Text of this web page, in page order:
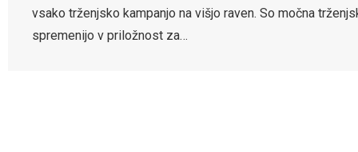
vsako trženjsko kampanjo na višjo raven. So močna
spremenijo v priložnost za…